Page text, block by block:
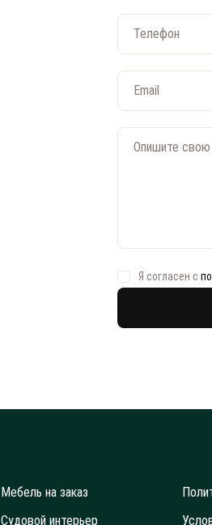
Телефон
Email
Опишите
Я согласен с
Мебель на заказ
Cудовой интерьер